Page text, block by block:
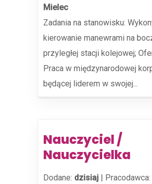
Mielec
Zadania na stanowisku:
kierowanie manewrami na
przyległej stacji kolejowej;
Praca w międzynarodowej
będącej liderem w swojej...
Nauczyciel /
Nauczycielka
Dodane: dzisiaj | Pracodawca: